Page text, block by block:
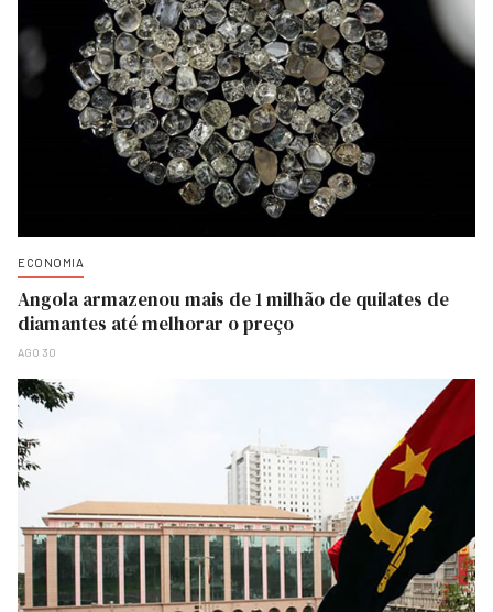
ECONOMIA
Angola armazenou mais de 1 milhão de quilates de
diamantes até melhorar o preço
AGO 30